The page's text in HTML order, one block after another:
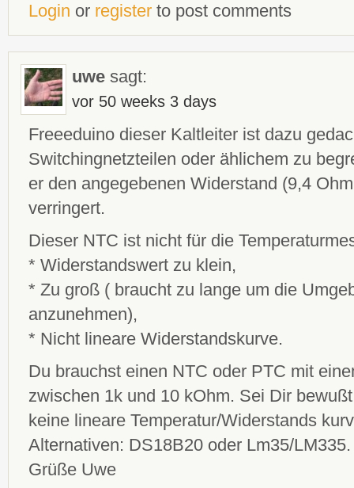
Login or register to post comments
uwe sagt:
vor 50 weeks 3 days
Freeeduino dieser Kaltleiter ist dazu
Switchingnetzteilen oder ählichem zu
er den angegebenen Widerstand (9,4
verringert.
Dieser NTC ist nicht für die
* Widerstandswert zu klein,
* Zu groß ( braucht zu lange um die
anzunehmen),
* Nicht lineare Widerstandskurve.
Du brauchst einen NTC oder PTC mit
zwischen 1k und 10 kOhm. Sei Dir
keine lineare Temperatur/Widerstands
Alternativen: DS18B20 oder Lm35/LM335.
Grüße Uwe